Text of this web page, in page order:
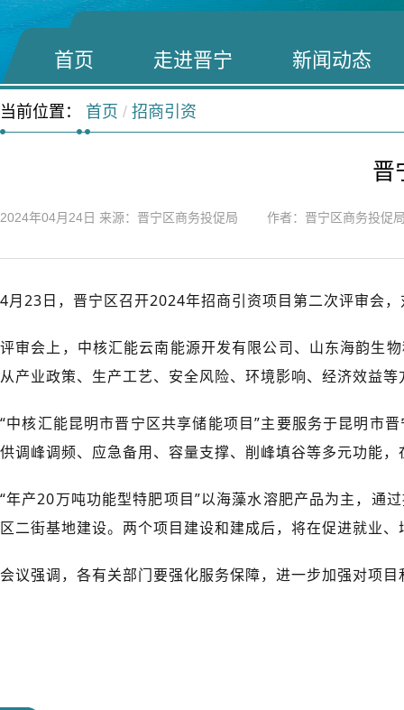
首页 走进晋宁 新闻动态
当前位置： 首页 / 招商引资
晋
2024年04月24日 来源：晋宁区商务投促局 作者：晋宁区商务投促
4月23日，晋宁区召开2024年招商引资项目第二次评审会
评审会上，中核汇能云南能源开发有限公司、山东海韵生
从产业政策、生产工艺、安全风险、环境影响、经济效益
“中核汇能昆明市晋宁区共享储能项目”主要服务于昆明市
供调峰调频、应急备用、容量支撑、削峰填谷等多元功能
“年产20万吨功能型特肥项目”以海藻水溶肥产品为主，通
区二街基地建设。两个项目建设和建成后，将在促进就业
会议强调，各有关部门要强化服务保障，进一步加强对项